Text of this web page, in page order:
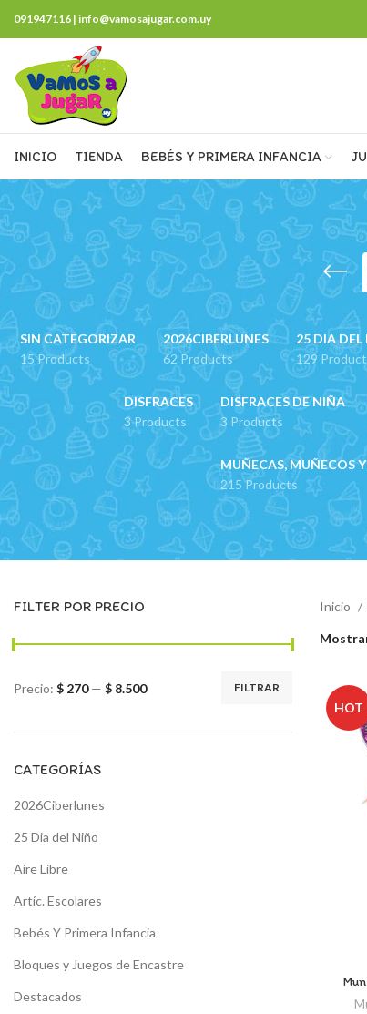
091947116 | info@vamosajugar.com.uy
INICIO TIENDA BEBÉS Y PRIMERA INFANCIA
SIN CATEGORIZAR
15 Products
2026CIBERLUNES
62 Products
25 DIA DEL
129
DISFRACES
3 Products
DISFRACES DE NIÑA
3 Products
MUÑECAS, MUÑECOS
215 Products
FILTER POR PRECIO
FILTRAR
Precio: $ 270— $ 8.500
CATEGORÍAS
2026Ciberlunes
25 Dia del Niño
Aire Libre
Artíc. Escolares
Bebés Y Primera Infancia
Bloques y Juegos de Encastre
Destacados
Inicio
HOT